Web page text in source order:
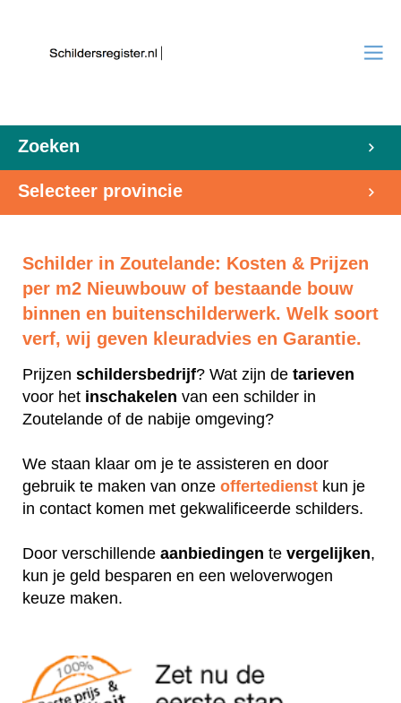
Zoeken
Selecteer provincie
Schilder in Zoutelande: Kosten & Prijzen
per m2 Nieuwbouw of bestaande bouw
binnen en buitenschilderwerk. Welk soort
verf, wij geven kleuradvies en Garantie.
Prijzen schildersbedrijf? Wat zijn de tarieven
voor het inschakelen van een schilder in
Zoutelande of de nabije omgeving?
We staan klaar om je te assisteren en door
gebruik te maken van onze offertedienst kun je
in contact komen met gekwalificeerde schilders.
Door verschillende aanbiedingen te vergelijken,
kun je geld besparen en een weloverwogen
keuze maken.